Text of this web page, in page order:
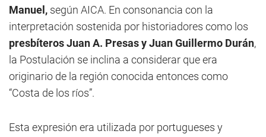
Manuel, según AICA. En consonancia con la
interpretación sostenida por historiadores como los
presbíteros Juan A. Presas y Juan Guillermo Durán,
la Postulación se inclina a considerar que era
originario de la región conocida entonces como
“Costa de los ríos”.
Esta expresión era utilizada por portugueses y